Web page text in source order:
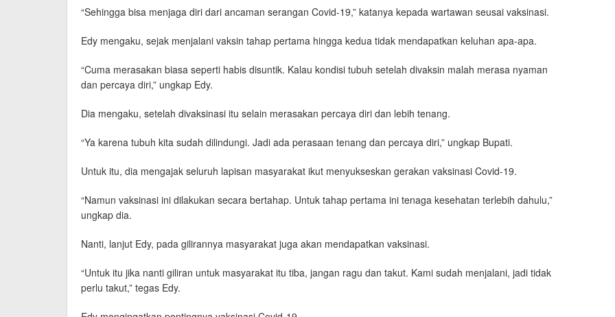
“Sehingga bisa menjaga diri dari ancaman serangan Covid-19,” katanya kepada wartawan seusai vaksinasi.
Edy mengaku, sejak menjalani vaksin tahap pertama hingga kedua tidak mendapatkan keluhan apa-apa.
“Cuma merasakan biasa seperti habis disuntik. Kalau kondisi tubuh setelah divaksin malah merasa nyaman
dan percaya diri,” ungkap Edy.
Dia mengaku, setelah divaksinasi itu selain merasakan percaya diri dan lebih tenang.
“Ya karena tubuh kita sudah dilindungi. Jadi ada perasaan tenang dan percaya diri,” ungkap Bupati.
Untuk itu, dia mengajak seluruh lapisan masyarakat ikut menyukseskan gerakan vaksinasi Covid-19.
“Namun vaksinasi ini dilakukan secara bertahap. Untuk tahap pertama ini tenaga kesehatan terlebih dahulu,”
ungkap dia.
Nanti, lanjut Edy, pada gilirannya masyarakat juga akan mendapatkan vaksinasi.
“Untuk itu jika nanti giliran untuk masyarakat itu tiba, jangan ragu dan takut. Kami sudah menjalani, jadi tidak
perlu takut,” tegas Edy.